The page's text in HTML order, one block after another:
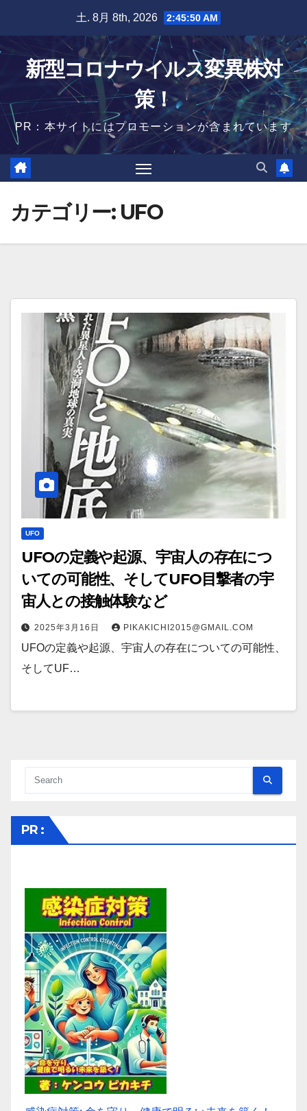
content
土. 8月 8th, 2026 2:45:50 AM
新型コロナウイルス変異株対
策！
PR：本サイトにはプロモーションが含まれています
カテゴリー: UFO
UFO
UFOの定義や起源、宇宙人の存在につ
いての可能性、そしてUFO目撃者の宇
宙人との接触体験など
2025年3月16日 PIKAKICHI2015@GMAIL.COM
UFOの定義や起源、宇宙人の存在についての可能性、
そしてUF…
PR :